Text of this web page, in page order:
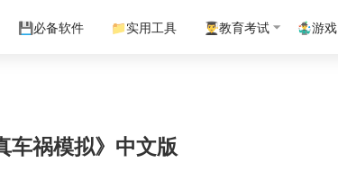
💾必备软件 📁实用工具 👨‍🎓教育考试 🤹‍♂️游
车祸模拟》中文版